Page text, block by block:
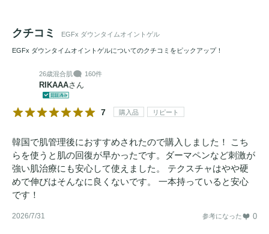
クチコミ EGFx ダウンタイムオイントゲル
EGFx ダウンタイムオイントゲルについてのクチコミをピックアップ！
26歳混合肌 160件
RIKAAAさん
7 購入品 リピート
韓国で肌管理後におすすめされたので購入しました！ こち
らを使うと肌の回復が早かったです。ダーマペンなど刺激が
強い肌治療にも安心して使えました。 テクスチャはやや硬
めで伸びはそんなに良くないです。 一本持っていると安心
です！
2026/7/31 参考になった 0